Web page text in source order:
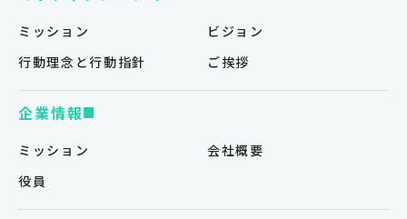
ミッション
ビジョン
行動理念と行動指針
ご挨拶
企業情報
ミッション
会社概要
役員